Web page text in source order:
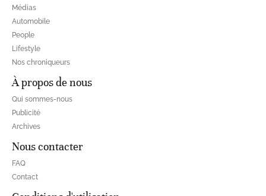
Médias
Automobile
People
Lifestyle
Nos chroniqueurs
À propos de nous
Qui sommes-nous
Publicité
Archives
Nous contacter
FAQ
Contact